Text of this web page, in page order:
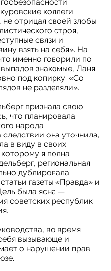
коллеги
не отрицая своей злобы
строя,
связи и
взять на себя». На
именно говорили по
знакомые, Ланя
под копирку: «Со
не разделяли».
признала свою
что планировала
народа
она уточнила,
в виду в своих
которому я полна
региональная
дублировала
газеты «Правда» и
была ясна —
советских республик
во время
вызывающе и
о нарушении прав